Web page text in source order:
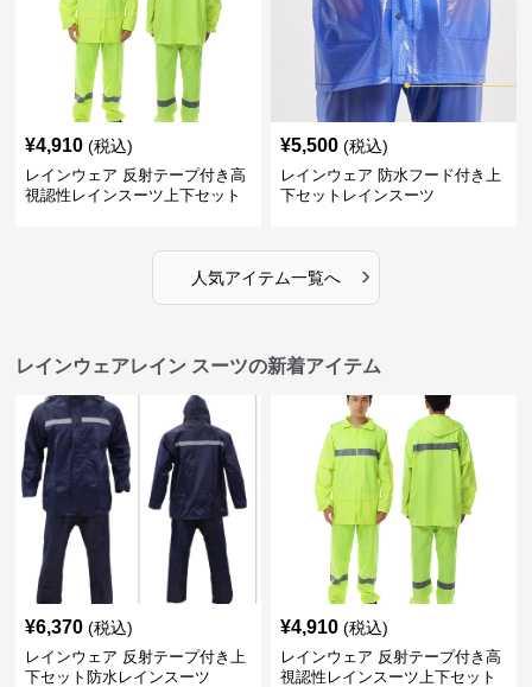
¥4,910 (税込)
レインウェア 反射テープ付き高
視認性レインスーツ上下セット
¥5,500 (税込)
レインウェア 防水フード付き上
下セットレインスーツ
人気アイテム一覧へ ›
レインウェアレイン スーツの新着アイテム
¥6,370 (税込)
レインウェア 反射テープ付き上
下セット防水レインスーツ
¥4,910 (税込)
レインウェア 反射テープ付き高
視認性レインスーツ上下セット